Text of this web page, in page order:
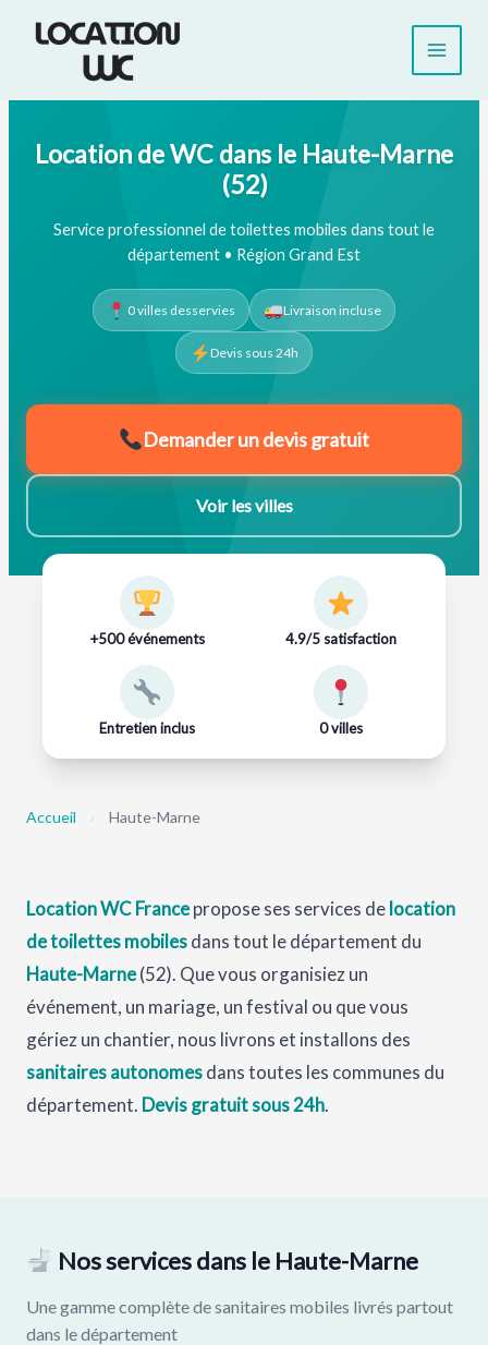
Location de WC dans le Haute-Marne
(52)
Service professionnel de toilettes mobiles dans tout le
département • Région Grand Est
0 villes desservies Livraison incluse
Devis sous 24h
Demander un devis gratuit
Voir les villes
+500 événements 4.9/5 satisfaction
Entretien inclus 0 villes
Accueil › Haute-Marne
Location WC Francepropose ses services delocation
de toilettes mobilesdans tout le département du
Haute-Marne(52). Que vous organisiez un
événement, un mariage, un festival ou que vous
gériez un chantier, nous livrons et installons des
sanitaires autonomesdans toutes les communes du
département. Devis gratuit sous 24h.
Nos services dans le Haute-Marne
Une gamme complète de sanitaires mobiles livrés partout
dans le département